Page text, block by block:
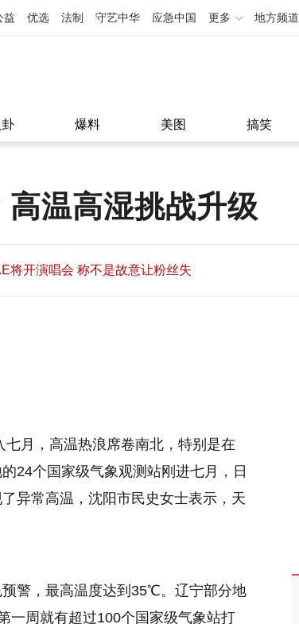
益 优选 法制 守艺中华 应急中国 更多 地方频道
卦 爆料 美图 搞笑
温高湿挑战升级
将开演唱会 称不是故意让粉丝失
将开演唱会 称不是故意让粉丝失
月，高温热浪席卷南北，特别是在
24个国家级气象观测站刚进七月，日
异常高温，沈阳市民史女士表示，天
警，最高温度达到35℃。辽宁部分地
一周就有超过100个国家级气象站打